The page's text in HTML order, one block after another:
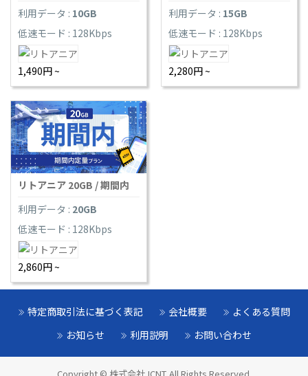
利用データ : 10GB
低速モード : 128Kbps
1,490円 ~
利用データ : 15GB
低速モード : 128Kbps
2,280円 ~
リトアニア 20GB / 期間内
利用データ : 20GB
低速モード : 128Kbps
2,860円 ~
特定商取引法に基づく表記 会社概要
よくある質問
お知らせ
利用説明 お問い合わせ